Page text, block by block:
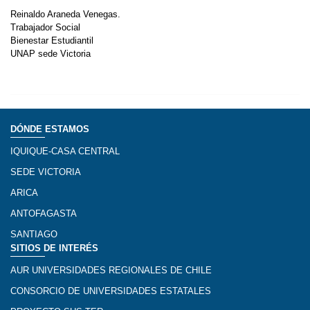
Reinaldo Araneda Venegas.
Trabajador Social
Bienestar Estudiantil
UNAP sede Victoria
DÓNDE ESTAMOS
IQUIQUE-CASA CENTRAL
SEDE VICTORIA
ARICA
ANTOFAGASTA
SANTIAGO
SITIOS DE INTERÉS
AUR UNIVERSIDADES REGIONALES DE CHILE
CONSORCIO DE UNIVERSIDADES ESTATALES